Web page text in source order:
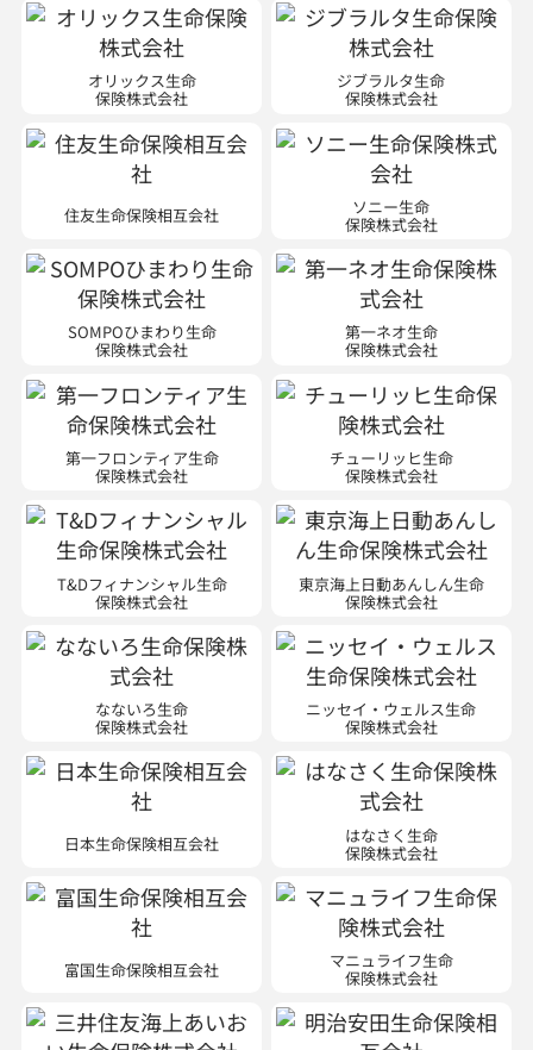
オリックス生命
保険株式会社
ジブラルタ生命
保険株式会社
住友生命保険相互会社 ソニー生命
保険株式会社
SOMPOひまわり生命
保険株式会社
第一ネオ生命
保険株式会社
第一フロンティア生命
保険株式会社
チューリッヒ生命
保険株式会社
T&Dフィナンシャル生命
保険株式会社
東京海上日動あんしん生命
保険株式会社
なないろ生命
保険株式会社
ニッセイ・ウェルス生命
保険株式会社
日本生命保険相互会社 はなさく生命
保険株式会社
富国生命保険相互会社 マニュライフ生命
保険株式会社